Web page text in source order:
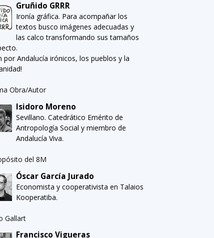
Gruñido GRRR
Ironía gráfica. Para acompañar los
textos busco imágenes adecuadas y
las calco transformando sus tamaños
por Andalucía irónicos, los pueblos y la
Obra/Autor
Isidoro Moreno
Sevillano. Catedrático Emérito de
Antropología Social y miembro de
Andalucía Viva.
del 8M
Óscar García Jurado
Economista y cooperativista en Talaios
Kooperatiba.
Gallart
Francisco Vigueras